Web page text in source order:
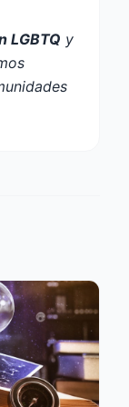
LGBTQ y